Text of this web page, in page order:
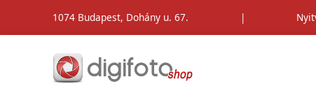
1074 Budapest, Dohány u. 67. |